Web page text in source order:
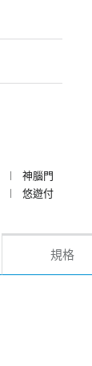
︱
神腦門
︱
悠遊付
規格